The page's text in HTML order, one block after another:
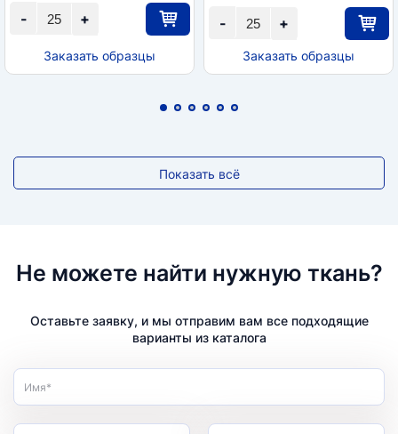
+
-
Заказать образцы
+
-
Заказать образцы
Показать всё
Не можете найти нужную ткань?
Оставьте заявку, и мы отправим вам все подходящие
варианты из каталога
Имя*